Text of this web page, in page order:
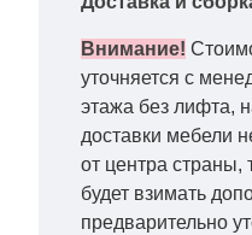
Внимание!
уточняется с
этажа без лифта,
доставки мебели
от центра
будет взимать
предварительно